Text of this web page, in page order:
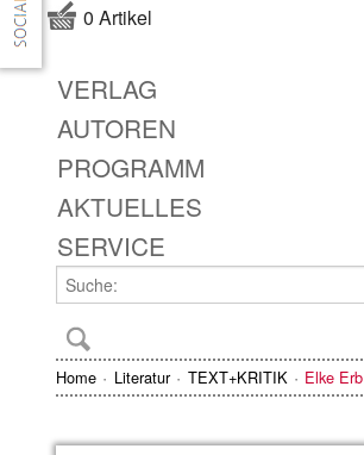
0 Artikel
VERLAG
AUTOREN
PROGRAMM
AKTUELLES
SERVICE
Home Literatur TEXT+KRITIK Elke Erb